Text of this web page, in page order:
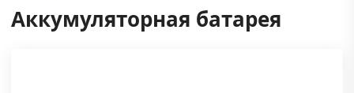
Аккумуляторная батарея